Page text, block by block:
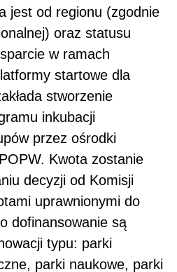
jest od regionu (zgodnie
oraz statusu
w ramach
startowe dla
stworzenie
inkubacji
przez ośrodki
Kwota zostanie
decyzji od Komisji
uprawnionymi do
dofinansowanie są
typu: parki
parki naukowe, parki